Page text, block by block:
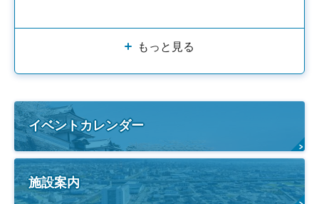
もっと見る
イベントカレンダー
施設案内